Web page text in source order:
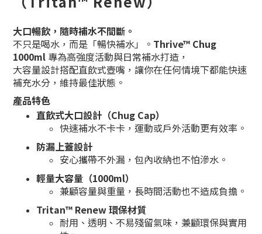
大口暢飲，隨時補水不間斷。
不只是喝水，而是「暢快補水」。 Thrive™ Chug
1000ml 專為高強度活動與日常補水打造，
大容量設計搭配直飲式壺嘴，讓你在任何情境下都能快速
補充水分，維持最佳狀態。
產品特色
直飲式大口設計（Chug Cap）
快速補水不卡卡，運動或戶外活動更有效率。
防漏上蓋設計
安心攜帶不外漏，包內收納也不怕滲水。
輕量大容量（1000ml）
兼顧容量與重量，長時間活動也不造成負擔。
Tritan™ Renew 環保材質
耐用、透明、不易殘留氣味，兼顧環保與實用